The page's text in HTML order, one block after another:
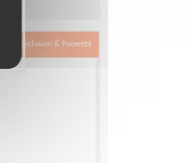
Exclusion & Pauvreté